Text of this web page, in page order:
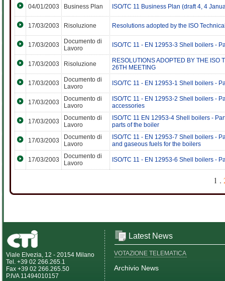
04/01/2003 Business Plan ISO/TC 11 Business Plan (draft 4, 4
17/03/2003 Risoluzione Resolutions adopted by the ISO
17/03/2003
Documento di
Lavoro
ISO/TC 11 - EN 12953-3 Shell boilers -
17/03/2003 Risoluzione
RESOLUTIONS ADOPTED BY THE ISO
26TH MEETING
17/03/2003
Documento di
Lavoro
ISO/TC 11 - EN 12953-1 Shell boilers -
17/03/2003
Documento di
Lavoro
ISO/TC 11 - EN 12953-2 Shell boilers -
accessories
17/03/2003
Documento di
Lavoro
ISO/TC 11 EN 12953-4 Shell boilers -
parts of the boiler
17/03/2003
Documento di
Lavoro
ISO/TC 11 - EN 12953-7 Shell boilers -
and gaseous fuels for the boilers
17/03/2003
Documento di
Lavoro
ISO/TC 11 - EN 12953-6 Shell boilers -
1 .
Viale Elvezia, 12 - 20154 Milano
Tel. +39 02 266.265.1
Fax +39 02 266.265.50
P.IVA 11494010157
Latest News
VOTAZIONE TELEMATICA
Archivio News